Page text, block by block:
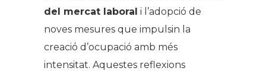
del mercat laboral i l’adopció de
noves mesures que impulsin la
creació d’ocupació amb més
intensitat. Aquestes reflexions